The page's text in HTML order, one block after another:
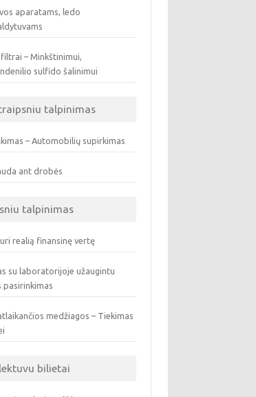
aparatams, ledo
– Minkštinimui,
sulfido šalinimui
talpinimas
– Automobilių supirkimas
ant drobės
talpinimas
realią finansinę vertę
su laboratorijoje užaugintu
pasirinkimas
medžiagos – Tiekimas
bilietai